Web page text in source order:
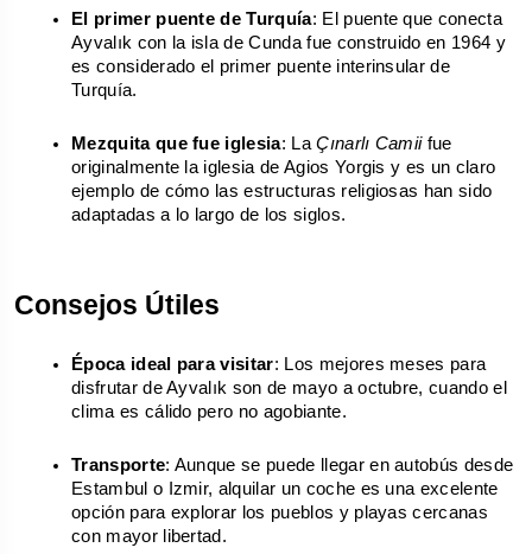
El primer puente de Turquía: El puente que conecta
Ayvalık con la isla de Cunda fue construido en 1964 y
es considerado el primer puente interinsular de
Turquía.
Mezquita que fue iglesia: La Çınarlı Camii fue
originalmente la iglesia de Agios Yorgis y es un claro
ejemplo de cómo las estructuras religiosas han sido
adaptadas a lo largo de los siglos.
Consejos Útiles
Época ideal para visitar: Los mejores meses para
disfrutar de Ayvalık son de mayo a octubre, cuando el
clima es cálido pero no agobiante.
Transporte: Aunque se puede llegar en autobús desde
Estambul o Izmir, alquilar un coche es una excelente
opción para explorar los pueblos y playas cercanas
con mayor libertad.